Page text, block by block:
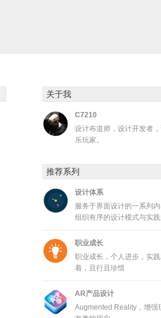
关于我
C7210
设计布道师，设计开发者
乐玩家。
推荐系列
设计体系
服务于界面设计的一系列内
组织有序的设计模式与实
职业成长
职业成长，个人进步，实
着，且行且珍惜
AR产品设计
Augmented Reality，增强